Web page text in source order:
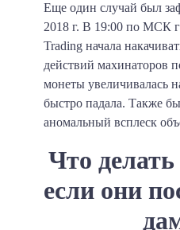
Еще один случай был
2018 г. В 19:00 по МСК
Trading начала
действий махинаторов
монеты увеличивалась
быстро падала. Также
аномальный всплеск
Что
если они